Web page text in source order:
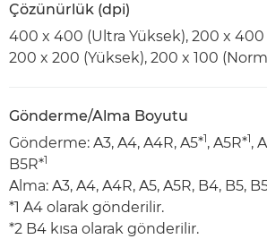
Çözünürlük (dpi)
400 x 400 (Ultra Yüksek), 200 x 400
200 x 200 (Yüksek), 200 x 100
Gönderme/Alma Boyutu
Gönderme: A3, A4, A4R, A5*1, A5R*1,
B5R*1
Alma: A3, A4, A4R, A5, A5R, B4, B5,
*1 A4 olarak gönderilir.
*2 B4 kısa olarak gönderilir.